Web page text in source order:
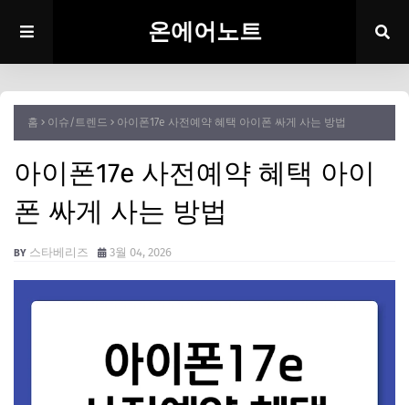
온에어노트
홈 이슈/트렌드 아이폰17e 사전예약 혜택 아이폰 싸게 사는 방법
아이폰17e 사전예약 혜택 아이
폰 싸게 사는 방법
스타베리즈 3월 04, 2026